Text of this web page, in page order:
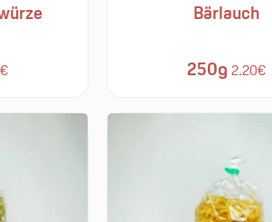
Bärlauch
250g 2.20€